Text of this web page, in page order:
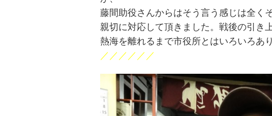
藤間助役さんからはそう言う感じは全く
親切に対応して頂きました。戦後の引き
熱海を離れるまで市役所とはいろいろあ
／／／／／／